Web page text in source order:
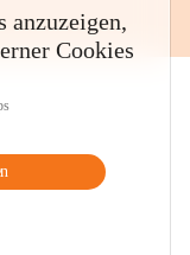
anzuzeigen,
Cookies